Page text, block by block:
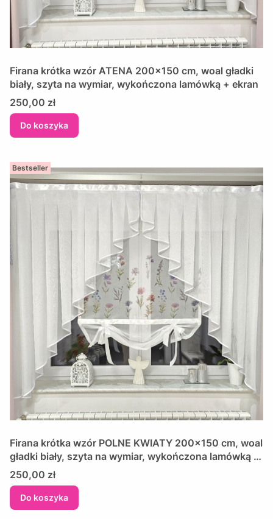
Firana krótka wzór ATENA 200x150 cm, woal gładki
biały, szyta na wymiar, wykończona lamówką + ekran
Cena
250,00 zł
Do koszyka
Bestseller
Firana krótka wzór POLNE KWIATY 200x150 cm, woal
gładki biały, szyta na wymiar, wykończona lamówką +
ekran
Cena
250,00 zł
Do koszyka